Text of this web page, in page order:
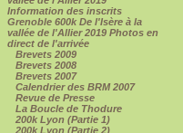
Information des inscrits
Grenoble 600k De l'Isère à la
vallée de l'Allier 2019 Photos en
direct de l'arrivée
Brevets 2009
Brevets 2008
Brevets 2007
Calendrier des BRM 2007
Revue de Presse
La Boucle de Thodure
200k Lyon (Partie 1)
200k Lyon (Partie 2)